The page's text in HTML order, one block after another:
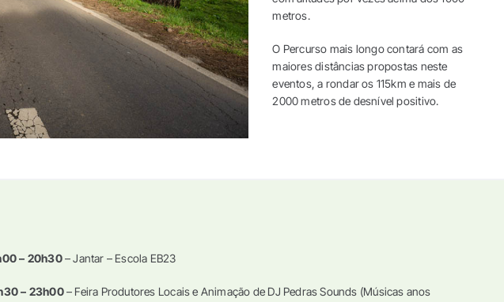
metros.
O Percurso mais longo contará com as
maiores distâncias propostas neste
eventos, a rondar os 115km e mais de
2000 metros de desnível positivo.
– 20h30– Jantar – Escola EB23
– 23h00– Feira Produtores Locais e Animação de DJ Pedras Sounds (Músicas anos